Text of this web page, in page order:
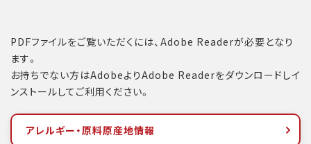
PDFファイルをご覧いただくには、Adobe Readerが必要となり
ます。
お持ちでない方はAdobeよりAdobe Readerをダウンロードしイ
ンストールしてご利用ください。
アレルギー・原料原産地情報